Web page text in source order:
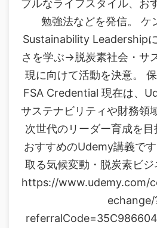
ブルなライフスタイル、お
勉強法などを発信。 ケ
Sustainability Leadership
さを学ぶ→脱炭素社会・サ
現に向けて活動を決意。
FSA Credential 現在は、
サステナビリティや財務領
次世代のリーダー育成を
おすすめのUdemy講義で
取る気候変動・脱炭素ビ
https://www.udemy.com/
echange/